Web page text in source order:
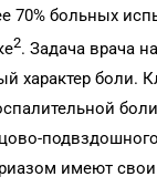
70% больных
2. Задача врача
характер боли.
имеют свои